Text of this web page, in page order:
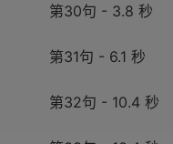
第30句 - 3.8 秒
第31句 - 6.1 秒
第32句 - 10.4 秒